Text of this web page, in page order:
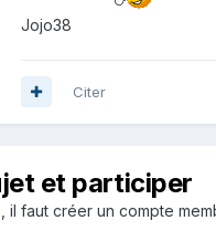
Jojo38
Citer
et participer
il faut créer un compte